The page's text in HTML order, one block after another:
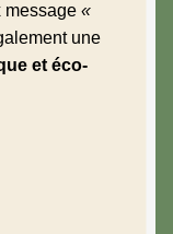
message «
une
et éco-